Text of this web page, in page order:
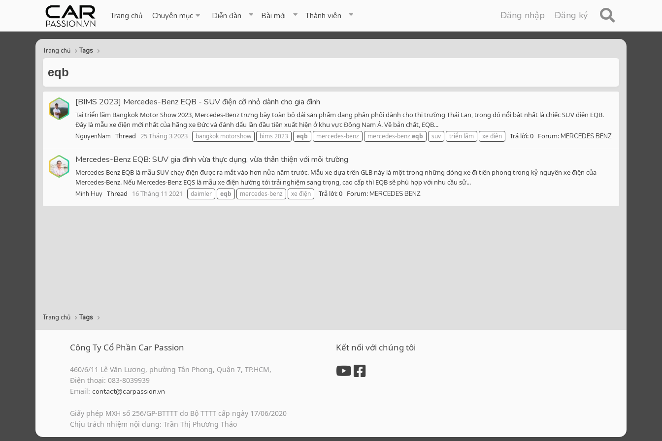
Trang chủ Chuyên mục Diễn đàn Bài mới Thành viên Đăng nhập Đăng ký
Trang chủ Tags
eqb
[BIMS 2023] Mercedes-Benz EQB - SUV điện cỡ nhỏ dành cho gia đình
Tại triển lãm Bangkok Motor Show 2023, Mercedes-Benz trưng bày toàn bộ dải sản phẩm đang phân phối dành cho thị trường Thái Lan, trong đó nổi bật nhất là chiếc SUV điện EQB.
Đây là mẫu xe điện mới nhất của hãng xe Đức và đánh dấu lần đầu tiên xuất hiện ở khu vực Đông Nam Á. Về bản chất, EQB...
NguyenNam Thread 25 Tháng 3 2023 bangkok motorshow bims 2023 eqb mercedes-benz mercedes-benz eqb suv triển lãm xe điện Trả lời: 0 Forum:MERCEDES BENZ
Mercedes-Benz EQB: SUV gia đình vừa thực dụng, vừa thân thiện với môi trường
Mercedes-Benz EQB là mẫu SUV chạy điện được ra mắt vào hơn nửa năm trước. Mẫu xe dựa trên GLB này là một trong những dòng xe đi tiên phong trong kỷ nguyên xe điện của
Mercedes-Benz. Nếu Mercedes-Benz EQS là mẫu xe điện hướng tới trải nghiệm sang trọng, cao cấp thì EQB sẽ phù hợp với nhu cầu sử...
Minh Huy Thread 16 Tháng 11 2021 daimler eqb mercedes-benz xe điện Trả lời: 0 Forum:MERCEDES BENZ
Trang chủ Tags
Công Ty Cổ Phần Car Passion
460/6/11 Lê Văn Lương, phường Tân Phong, Quận 7, TP.HCM,
Điện thoại: 083-8039939
Email: contact@carpassion.vn
Giấy phép MXH số 256/GP-BTTTT do Bộ TTTT cấp ngày 17/06/2020
Chịu trách nhiệm nội dung: Trần Thị Phương Thảo
Kết nối với chúng tôi